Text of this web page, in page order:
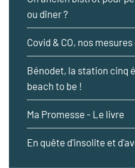
ou dîner ?
Covid & CO, nos
Bénodet, la station cinq
beach to be !
Ma Promesse - Le livre
En quête d'insolite et